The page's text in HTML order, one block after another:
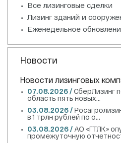
Все лизинговые сделки
Лизинг зданий и
Еженедельное
Новости
Новости лизинговых
07.08.2026 /СберЛизинг
область пять новых...
03.08.2026 /
в 1 трлн рублей по о...
03.08.2026 /АО «ГТЛК»
промежуточную